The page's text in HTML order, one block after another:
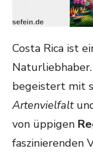
Costa Rica ist
begeistert mit
Artenvielfalt
von üppigen
faszinierenden